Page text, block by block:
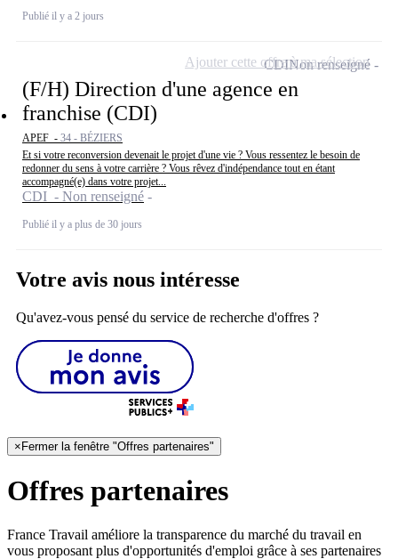
Publié il y a 2 jours
(F/H) Direction d'une agence en
franchise (CDI)
APEF - 34 - BÉZIERS
Et si votre reconversion devenait le projet d'une vie ? Vous ressentez le besoin de
redonner du sens à votre carrière ? Vous rêvez d'indépendance tout en étant
accompagné(e) dans votre projet...
CDI - Non renseigné
Publié il y a plus de 30 jours
CDINon renseigné
Ajouter cette offre à ma sélection
Votre avis nous intéresse
Qu'avez-vous pensé du service de recherche d'offres ?
× Fermer la fenêtre "Offres partenaires"
Offres partenaires
France Travail améliore la transparence du marché du travail en
vous proposant plus d'opportunités d'emploi grâce à ses partenaires